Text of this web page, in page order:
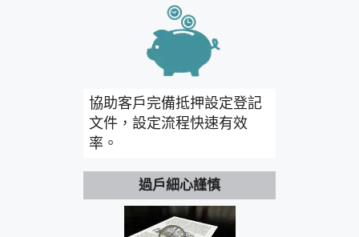
協助客戶完備抵押設定登記
文件，設定流程快速有效
率。
過戶細心謹慎